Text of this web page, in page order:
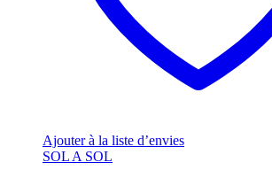
Ajouter à la liste d’envies
SOL A SOL